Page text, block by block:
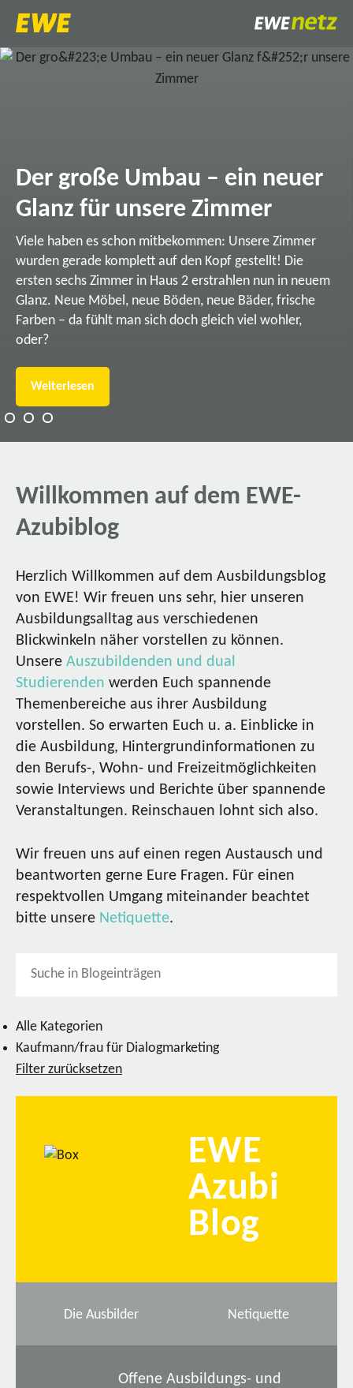
Der große Umbau – ein neuer
Glanz für unsere Zimmer
Viele haben es schon mitbekommen: Unsere Zimmer
wurden gerade komplett auf den Kopf gestellt! Die
ersten sechs Zimmer in Haus 2 erstrahlen nun in neuem
Glanz. Neue Möbel, neue Böden, neue Bäder, frische
Farben – da fühlt man sich doch gleich viel wohler,
oder?
Weiterlesen
Willkommen auf dem EWE-
Azubiblog
Herzlich Willkommen auf dem Ausbildungsblog
von EWE! Wir freuen uns sehr, hier unseren
Ausbildungsalltag aus verschiedenen
Blickwinkeln näher vorstellen zu können.
Unsere Auszubildenden und dual
Studierenden werden Euch spannende
Themenbereiche aus ihrer Ausbildung
vorstellen. So erwarten Euch u. a. Einblicke in
die Ausbildung, Hintergrundinformationen zu
den Berufs-, Wohn- und Freizeitmöglichkeiten
sowie Interviews und Berichte über spannende
Veranstaltungen. Reinschauen lohnt sich also.
Wir freuen uns auf einen regen Austausch und
beantworten gerne Eure Fragen. Für einen
respektvollen Umgang miteinander beachtet
bitte unsere Netiquette.
Alle Kategorien
Kaufmann/frau für Dialogmarketing
Filter zurücksetzen
EWE
Azubi
Blog
Die Ausbilder Netiquette
Offene Ausbildungs- und